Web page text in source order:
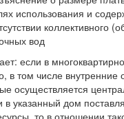
использования и
коллективного
вод
если в
в том числе
осуществляется
в указанный дом
то в отношении